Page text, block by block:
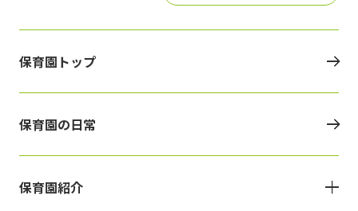
保育園トップ
保育園の日常
保育園紹介